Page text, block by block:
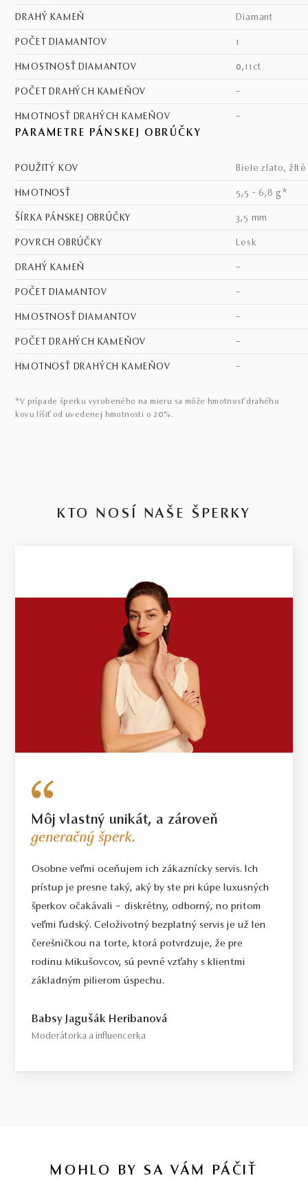
DRAHÝ KAMEŇ diamant
POČET DIAMANTOV 1
HMOSTNOSŤ DIAMANTOV 0,11ct
POČET DRAHÝCH KAMEŇOV –
HMOTNOSŤ DRAHÝCH KAMEŇOV –
PARAMETRE PÁNSKEJ OBRÚČKY
POUŽITÝ KOV biele zlato,
HMOTNOSŤ 5,5 - 6,8 g*
ŠÍRKA PÁNSKEJ OBRÚČKY 3,5 mm
POVRCH OBRÚČKY lesk
DRAHÝ KAMEŇ –
POČET DIAMANTOV –
HMOSTNOSŤ DIAMANTOV –
POČET DRAHÝCH KAMEŇOV –
HMOTNOSŤ DRAHÝCH KAMEŇOV –
*V prípade šperku vyrobeného na mieru sa môže hmotnosť drahého
kovu líšiť od uvedenej hmotnosti o 20%.
KTO NOSÍ NAŠE ŠPERKY
Môj vlastný unikát, a zároveň
generačný šperk.
Osobne veľmi oceňujem ich zákaznícky servis. Ich
prístup je presne taký, aký by ste pri kúpe luxusných
šperkov očakávali – diskrétny, odborný, no pritom
veľmi ľudský. Celoživotný bezplatný servis je už len
čerešničkou na torte, ktorá potvrdzuje, že pre
rodinu Mikušovcov, sú pevné vzťahy s klientmi
základným pilierom úspechu.
Babsy Jagušák Heribanová
Moderátorka a influencerka
MOHLO BY SA VÁM PÁČIŤ